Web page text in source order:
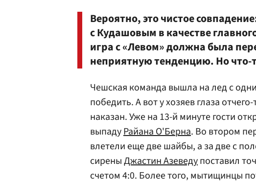
Вероятно, это чистое
с Кудашовым в качестве
игра с «Левом» должна была
неприятную тенденцию. Но что-
Чешская команда вышла на лед с
победить. А вот у хозяев глаза
наказан. Уже на 13-й минуте гости
выпадуРайана О'Берна. Во втором
влетели еще две шайбы, а за две с
сиреныДжастин Азеведупоставил
счетом 4:0. Более того, мытищинцы